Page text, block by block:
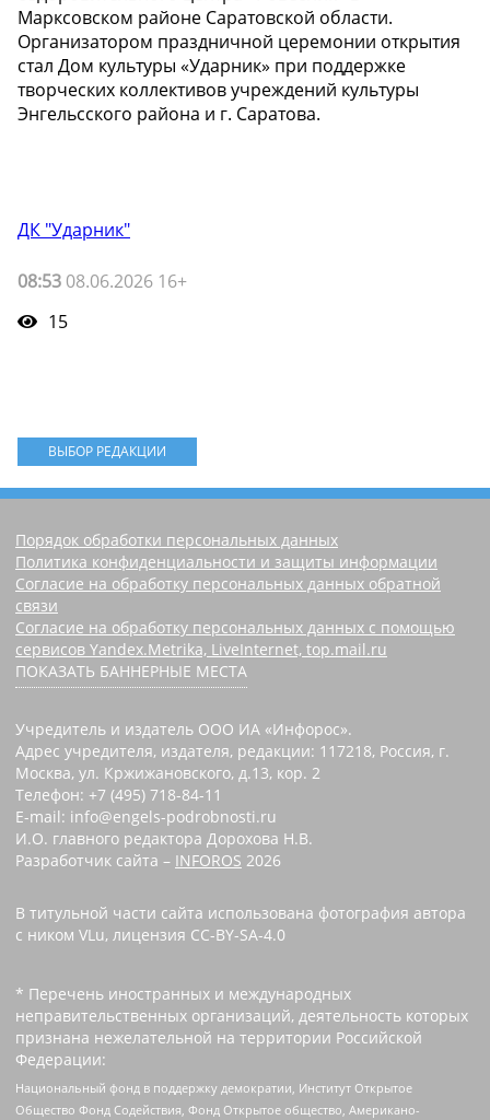
Марксовском районе Саратовской области.
Организатором праздничной церемонии открытия
стал Дом культуры «Ударник» при поддержке
творческих коллективов учреждений культуры
Энгельсского района и г. Саратова.
ДК "Ударник"
08:53 08.06.2026 16+
15
ВЫБОР РЕДАКЦИИ
Порядок обработки персональных данных
Политика конфиденциальности и защиты информации
Согласие на обработку персональных данных обратной
связи
Согласие на обработку персональных данных с помощью
сервисов Yandex.Metrika, LiveInternet, top.mail.ru
ПОКАЗАТЬ БАННЕРНЫЕ МЕСТА
Учредитель и издатель ООО ИА «Инфорос».
Адрес учредителя, издателя, редакции: 117218, Россия, г.
Москва, ул. Кржижановского, д.13, кор. 2
Телефон: +7 (495) 718-84-11
E-mail: info@engels-podrobnosti.ru
И.О. главного редактора Дорохова Н.В.
Разработчик сайта – INFOROS 2026
В титульной части сайта использована фотография автора
с ником VLu, лицензия CC-BY-SA-4.0
* Перечень иностранных и международных
неправительственных организаций, деятельность которых
признана нежелательной на территории Российской
Федерации:
Национальный фонд в поддержку демократии, Институт Открытое
Общество Фонд Содействия, Фонд Открытое общество, Американо-